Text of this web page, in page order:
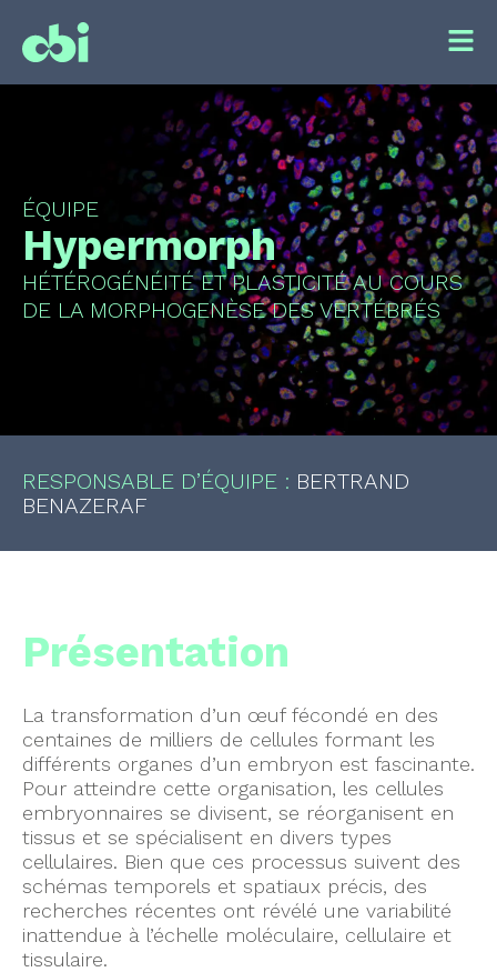
ÉQUIPE
Hypermorph
HÉTÉROGÉNÉITÉ ET PLASTICITÉ AU COURS
DE LA MORPHOGENÈSE DES VERTÉBRÉS
RESPONSABLE D’ÉQUIPE : BERTRAND
BENAZERAF
Présentation
La transformation d’un œuf fécondé en des
centaines de milliers de cellules formant les
différents organes d’un embryon est fascinante.
Pour atteindre cette organisation, les cellules
embryonnaires se divisent, se réorganisent en
tissus et se spécialisent en divers types
cellulaires. Bien que ces processus suivent des
schémas temporels et spatiaux précis, des
recherches récentes ont révélé une variabilité
inattendue à l’échelle moléculaire, cellulaire et
tissulaire.